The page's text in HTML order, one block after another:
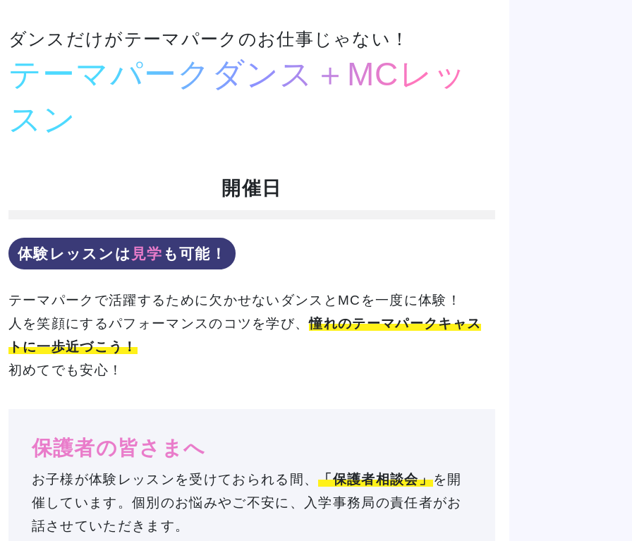
１年間の集大成
2024 JESC開
ダンスだけがテーマパークのお仕事じゃない！
テーマパークダンス＋MCレッ
スン
開催日
体験レッスンは 見学 も可能！
テーマパークで活躍するために欠かせないダンスとMCを一度に体験！
人を笑顔にするパフォーマンスのコツを学び、憧れのテーマパークキャス
トに一歩近づこう！
初めてでも安心！
保護者の皆さまへ
お子様が体験レッスンを受けておられる間、「保護者相談会」を開
催しています。個別のお悩みやご不安に、入学事務局の責任者がお
話させていただきます。
じっくり100分レッスンDAY